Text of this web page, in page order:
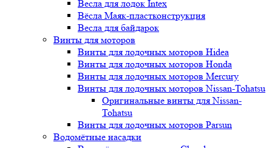
Весла для лодок Intex
Вёсла Маяк-пластконструкция
Весла для байдарок
Винты для моторов
Винты для лодочных моторов Hidea
Винты для лодочных моторов Honda
Винты для лодочных моторов Mercury
Винты для лодочных моторов Nissan-Tohatsu
Оригинальные винты для Nissan-
Tohatsu
Винты для лодочных моторов Parsun
Водомётные насадки